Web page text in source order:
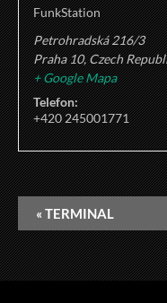
FunkStation
Petrohradská 216/3
Praha 10,Czech
+ Google Mapa
Telefon:
+420 245001771
« TERMINAL